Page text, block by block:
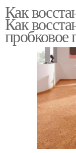
Как
Как
пробковое